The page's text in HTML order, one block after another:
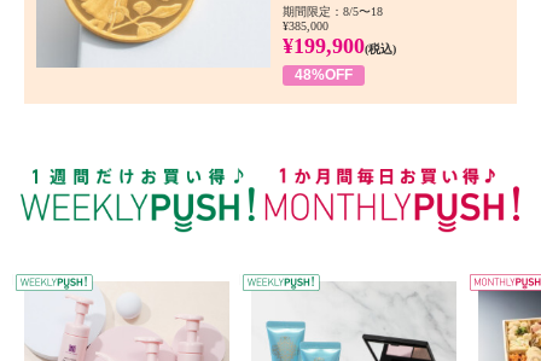
期間限定：8/5〜18
¥385,000
¥199,900(税込)
48%OFF
WEEKLY PUSH